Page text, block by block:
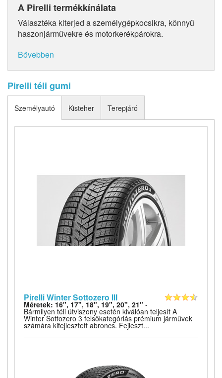
A Pirelli termékkínálata
Választéka kiterjed a személygépkocsikra, könnyű
haszonjárművekre és motorkerékpárokra.
Bővebben
Pirelli téli gumi
Személyautó
Pirelli Winter Sottozero III
Méretek: 16", 17", 18", 19", 20", 21" -
Bármilyen téli útviszony esetén kiválóan teljesít A
Winter Sottozero 3 felsőkategóriás prémium járművek
számára kifejlesztett abroncs. Fejleszt...
Kisteher Terepjáró